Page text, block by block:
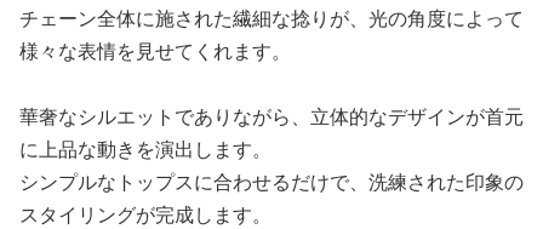
チェーン全体に施された繊細な捻りが、光の角度によって
様々な表情を見せてくれます。
華奢なシルエットでありながら、立体的なデザインが首元
に上品な動きを演出します。
シンプルなトップスに合わせるだけで、洗練された印象の
スタイリングが完成します。